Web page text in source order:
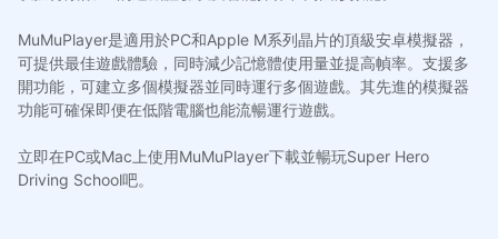
MuMuPlayer是適用於PC和Apple M系列晶片的頂級安卓模擬器，
可提供最佳遊戲體驗，同時減少記憶體使用量並提高幀率。支援多
開功能，可建立多個模擬器並同時運行多個遊戲。其先進的模擬器
功能可確保即便在低階電腦也能流暢運行遊戲。
立即在PC或Mac上使用MuMuPlayer下載並暢玩Super Hero
Driving School吧。